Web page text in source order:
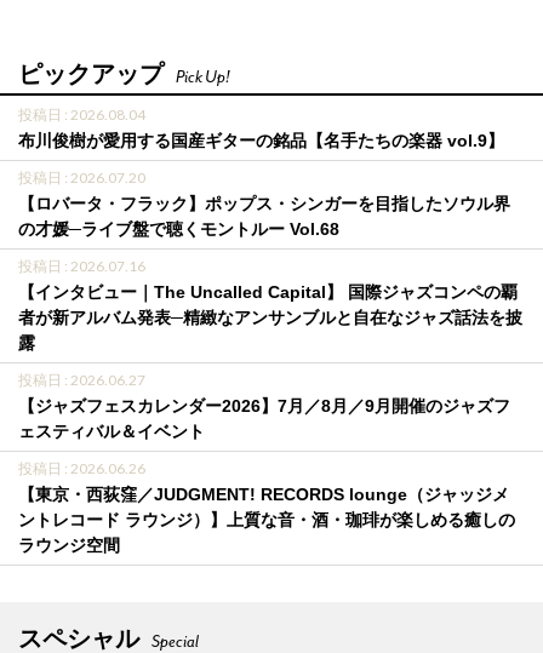
ピックアップ Pick Up!
投稿日 : 2026.08.04
布川俊樹が愛用する国産ギターの銘品【名手たちの楽器 vol.9】
投稿日 : 2026.07.20
【ロバータ・フラック】ポップス・シンガーを目指したソウル界
の才媛─ライブ盤で聴くモントルー Vol.68
投稿日 : 2026.07.16
【インタビュー｜The Uncalled Capital】 国際ジャズコンペの覇
者が新アルバム発表─精緻なアンサンブルと自在なジャズ話法を披
露
投稿日 : 2026.06.27
【ジャズフェスカレンダー2026】7月／8月／9月開催のジャズフ
ェスティバル＆イベント
投稿日 : 2026.06.26
【東京・西荻窪／JUDGMENT! RECORDS lounge（ジャッジメ
ントレコード ラウンジ）】上質な音・酒・珈琲が楽しめる癒しの
ラウンジ空間
スペシャル Special